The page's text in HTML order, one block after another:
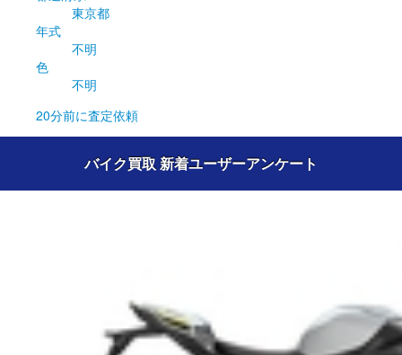
東京都
年式
不明
色
不明
20分前に査定依頼
バイク買取 新着ユーザーアンケート